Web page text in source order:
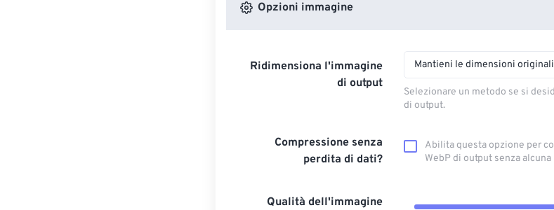
Opzioni immagine
Ridimensiona l'immagine
di output
Mantieni le dimensioni originali
Selezionare un metodo se si
di output.
Compressione senza
perdita di dati?
Abilita questa opzione per
WebP di output senza
Qualità dell'immagine